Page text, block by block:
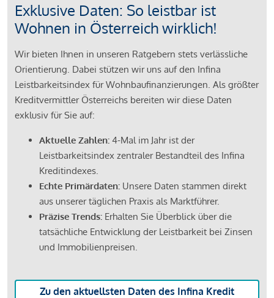
Exklusive Daten: So leistbar ist
Wohnen in Österreich wirklich!
Wir bieten Ihnen in unseren Ratgebern stets verlässliche
Orientierung. Dabei stützen wir uns auf den Infina
Leistbarkeitsindex für Wohnbaufinanzierungen. Als größter
Kreditvermittler Österreichs bereiten wir diese Daten
exklusiv für Sie auf:
Aktuelle Zahlen: 4-Mal im Jahr ist der
Leistbarkeitsindex zentraler Bestandteil des Infina
Kreditindexes.
Echte Primärdaten: Unsere Daten stammen direkt
aus unserer täglichen Praxis als Marktführer.
Präzise Trends: Erhalten Sie Überblick über die
tatsächliche Entwicklung der Leistbarkeit bei Zinsen
und Immobilienpreisen.
Zu den aktuellsten Daten des Infina Kredit